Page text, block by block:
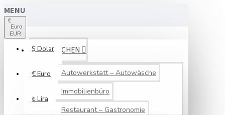
MENU
€
Euro
EUR
$ Dolar
€Euro
₺Lira
BRANCHEN
Autowerkstatt – Autowäsche
Immobilienbüro
Restaurant – Gastronomie